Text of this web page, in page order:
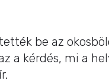
be az
a kérdés, mi a